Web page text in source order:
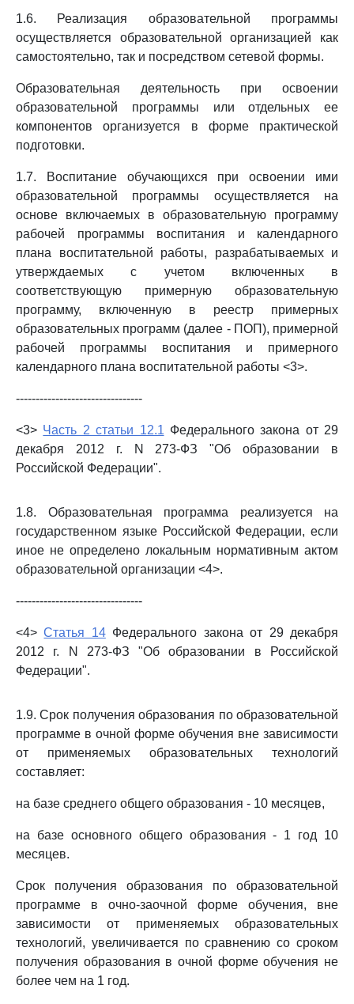
1.6. Реализация образовательной программы
осуществляется образовательной организацией как
самостоятельно, так и посредством сетевой формы.
Образовательная деятельность при освоении
образовательной программы или отдельных ее
компонентов организуется в форме практической
подготовки.
1.7. Воспитание обучающихся при освоении ими
образовательной программы осуществляется на
основе включаемых в образовательную программу
рабочей программы воспитания и календарного
плана воспитательной работы, разрабатываемых и
утверждаемых с учетом включенных в
соответствующую примерную образовательную
программу, включенную в реестр примерных
образовательных программ (далее - ПОП), примерной
рабочей программы воспитания и примерного
календарного плана воспитательной работы <3>.
--------------------------------
<3> Часть 2 статьи 12.1 Федерального закона от 29
декабря 2012 г. N 273-ФЗ "Об образовании в
Российской Федерации".
1.8. Образовательная программа реализуется на
государственном языке Российской Федерации, если
иное не определено локальным нормативным актом
образовательной организации <4>.
--------------------------------
<4>Статья 14Федерального закона от 29 декабря
2012 г. N 273-ФЗ "Об образовании в Российской
Федерации".
1.9. Срок получения образования по образовательной
программе в очной форме обучения вне зависимости
от применяемых образовательных технологий
составляет:
на базе среднего общего образования - 10 месяцев,
на базе основного общего образования - 1 год 10
месяцев.
Срок получения образования по образовательной
программе в очно-заочной форме обучения, вне
зависимости от применяемых образовательных
технологий, увеличивается по сравнению со сроком
получения образования в очной форме обучения не
более чем на 1 год.